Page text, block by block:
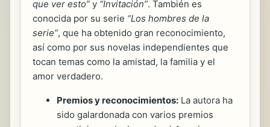
que ver esto” y “Invitación”. También es
conocida por su serie “Los hombres de la
serie”, que ha obtenido gran reconocimiento,
así como por sus novelas independientes que
tocan temas como la amistad, la familia y el
amor verdadero.
Premios y reconocimientos: La autora ha
sido galardonada con varios premios